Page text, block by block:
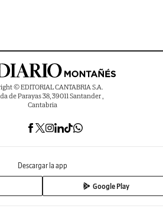
© EDITORIAL CANTABRIA S.A.
de Parayas 38, 39011 Santander ,
Cantabria
Descargar la app
Google Play